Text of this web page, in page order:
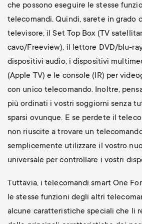
che possono eseguire le stesse
telecomandi. Quindi, sarete in grado
televisore, il Set Top Box (TV
cavo/Freeview), il lettore DVD/blu-
dispositivi audio, i dispositivi
(Apple TV) e le console (IR) per
con unico telecomando. Inoltre,
più ordinati i vostri soggiorni senza
sparsi ovunque. E se perdete il
non riuscite a trovare un
semplicemente utilizzare il vostro
universale per controllare i vostri
Tuttavia, i telecomandi smart One
le stesse funzioni degli altri
alcune caratteristiche speciali che li